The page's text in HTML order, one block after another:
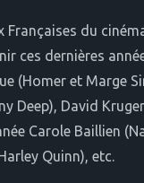
Françaises du
ces dernières
(Homer et Marge
Deep), David
Carole Baillien
Quinn), etc.